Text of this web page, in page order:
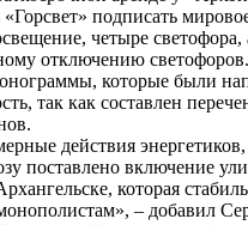
подписать
четыре
отключению
которые были
так как составлен
действия энергетиков,
включение
которая
– добавил